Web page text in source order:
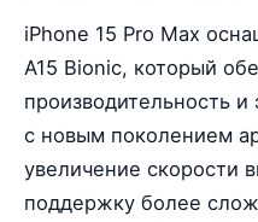
iPhone 15 Pro Max
A15 Bionic, который
производительность
с новым поколением
увеличение скорости
поддержку более